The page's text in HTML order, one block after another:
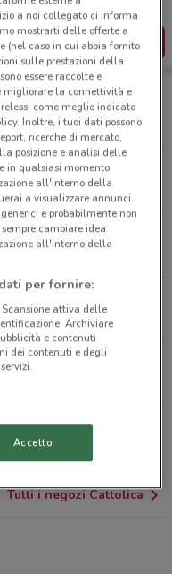
L’APP
di Reno
Di Reno
4 Bologna
Tutti i negozi Cattolica
a noi collegato ci informa
mostrarti delle offerte a
(nel caso in cui abbia fornito
sulle prestazioni della
essere raccolte e
migliorare la connettività e
come meglio indicato
Inoltre, i tuoi dati possono
ricerche di mercato,
posizione e analisi delle
in qualsiasi momento
all'interno della
a visualizzare annunci
e probabilmente non
cambiare idea
all'interno della
per fornire:
attiva delle
Archiviare
e contenuti
dei contenuti e degli
Accetto